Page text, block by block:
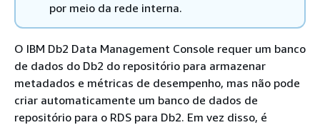
por meio da rede interna.
O IBM Db2 Data Management Console requer um banco
de dados do Db2 do repositório para armazenar
metadados e métricas de desempenho, mas não pode
criar automaticamente um banco de dados de
repositório para o RDS para Db2. Em vez disso, é